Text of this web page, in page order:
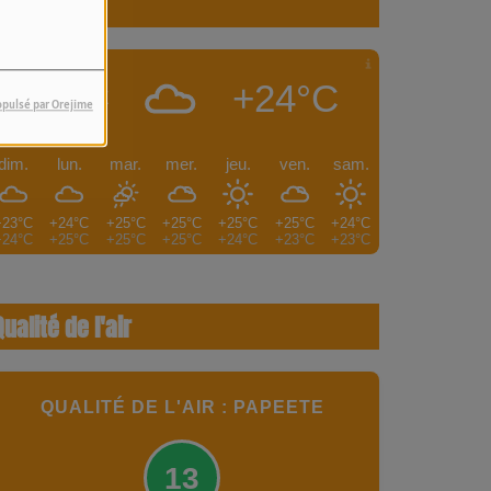
par Orejime
PAPEETE +24°C
lun.
+24°C
+25°C
mar.
+25°C
+25°C
mer.
+25°C
+25°C
jeu.
+25°C
+24°C
ven.
+25°C
+23°C
sam.
+24°C
+23°C
de l'air
QUALITÉ DE L'AIR : PAPEETE
13